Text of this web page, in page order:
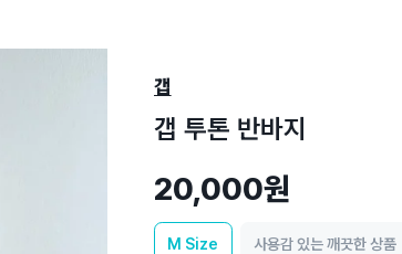
갭
갭 투톤 반바지
20,000원
M Size 사용감 있는 깨끗한 상품